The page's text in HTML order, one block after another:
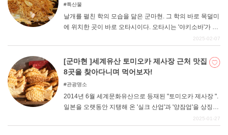
특산물
날개를 펼친 학의 모습을 닮은 군마현. 그 학의 바로 목덜미
에 위치한 곳이 바로 오타시이다. 오타시는 '야키소바'가 명
물이며, 시내에는 많은 가게가 즐비하다. 최근 들어 언론에
겠습니다. "싸고 양이 많은 "특징이 있는 B급 음식으로, 양
념과 재료는 가게마다 다르다. 이번에는 그런 "오타 야키소
바 "를 판매하는 가게 중에서 엄선하여 추천하는 가게를 정
2025-02-07
[군마현 ]세계유산 토미오카 제사장 근처 맛집
8곳을 찾아다니며 먹어보자!
관광명소
2014년 6월 세계문화유산으로 등재된 "토미오카 제사장 ".
일본을 오랫동안 지탱해 온 '실크 산업'과 '양잠업'을 상징하
는 이 건물군은 현재도 그 모습을 그대로 유지하고 있다. 세
2025-01-27